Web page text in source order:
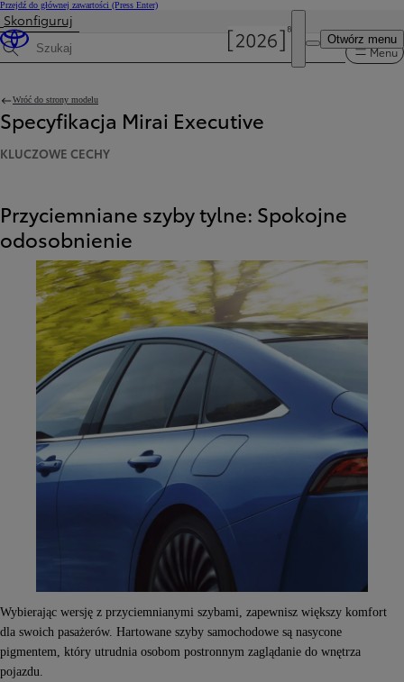
Przejdź do głównej zawartości (Press Enter)
Otwórz menu
Skonfiguruj
Wyszukaj dane techniczne Menu
Wróć do strony modelu
Specyfikacja Mirai Executive
KLUCZOWE CECHY
Przyciemniane szyby tylne: Spokojne
odosobnienie
Wybierając wersję z przyciemnianymi szybami, zapewnisz większy komfort
dla swoich pasażerów. Hartowane szyby samochodowe są nasycone
pigmentem, który utrudnia osobom postronnym zaglądanie do wnętrza
pojazdu.